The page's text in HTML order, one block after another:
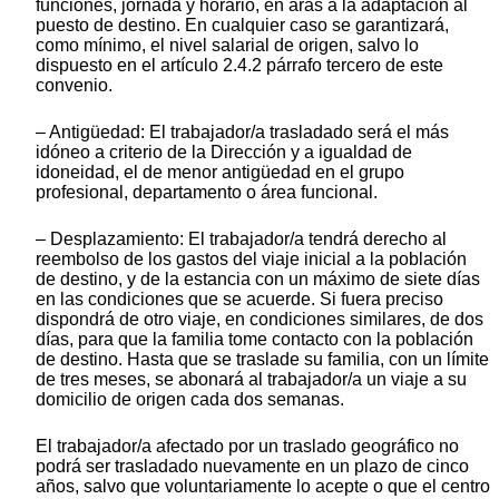
funciones, jornada y horario, en aras a la adaptación al
puesto de destino. En cualquier caso se garantizará,
como mínimo, el nivel salarial de origen, salvo lo
dispuesto en el artículo 2.4.2 párrafo tercero de este
convenio.
– Antigüedad: El trabajador/a trasladado será el más
idóneo a criterio de la Dirección y a igualdad de
idoneidad, el de menor antigüedad en el grupo
profesional, departamento o área funcional.
– Desplazamiento: El trabajador/a tendrá derecho al
reembolso de los gastos del viaje inicial a la población
de destino, y de la estancia con un máximo de siete días
en las condiciones que se acuerde. Si fuera preciso
dispondrá de otro viaje, en condiciones similares, de dos
días, para que la familia tome contacto con la población
de destino. Hasta que se traslade su familia, con un límite
de tres meses, se abonará al trabajador/a un viaje a su
domicilio de origen cada dos semanas.
El trabajador/a afectado por un traslado geográfico no
podrá ser trasladado nuevamente en un plazo de cinco
años, salvo que voluntariamente lo acepte o que el centro